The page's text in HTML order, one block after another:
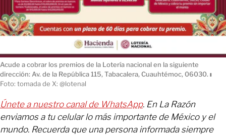
Acude a cobrar los premios de la Lotería nacional en la siguiente
dirección: Av. de la República 115, Tabacalera, Cuauhtémoc, 06030. ı
Foto: tomada de X: @lotenal
Únete a nuestro canal de WhatsApp. En La Razón
enviamos a tu celular lo más importante de México y el
mundo. Recuerda que una persona informada siempre